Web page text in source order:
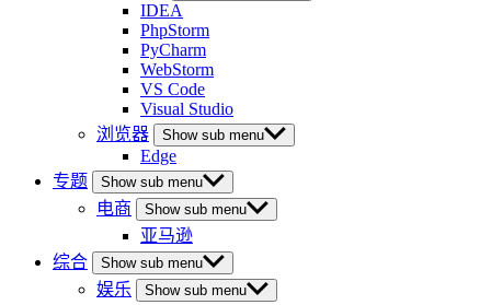
IDEA
PhpStorm
PyCharm
WebStorm
VS Code
Visual Studio
浏览器
Show sub menu
Edge
专题
Show sub menu
电商 Show sub menu
亚马逊
综合
Show sub menu
娱乐 Show sub menu